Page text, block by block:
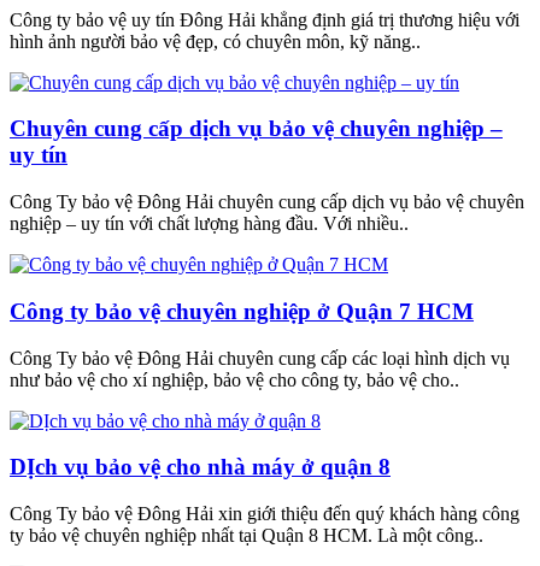
Công ty bảo vệ uy tín Đông Hải khẳng định giá trị thương hiệu với
hình ảnh người bảo vệ đẹp, có chuyên môn, kỹ năng..
Chuyên cung cấp dịch vụ bảo vệ chuyên nghiệp –
uy tín
Công Ty bảo vệ Đông Hải chuyên cung cấp dịch vụ bảo vệ chuyên
nghiệp – uy tín với chất lượng hàng đầu. Với nhiều..
Công ty bảo vệ chuyên nghiệp ở Quận 7 HCM
Công Ty bảo vệ Đông Hải chuyên cung cấp các loại hình dịch vụ
như bảo vệ cho xí nghiệp, bảo vệ cho công ty, bảo vệ cho..
DỊch vụ bảo vệ cho nhà máy ở quận 8
Công Ty bảo vệ Đông Hải xin giới thiệu đến quý khách hàng công
ty bảo vệ chuyên nghiệp nhất tại Quận 8 HCM. Là một công..